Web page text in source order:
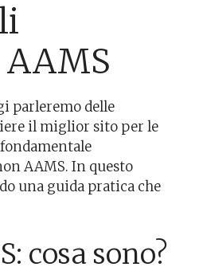
parleremo delle
il miglior sito per le
AAMS. In questo
una guida pratica che
cosa sono?